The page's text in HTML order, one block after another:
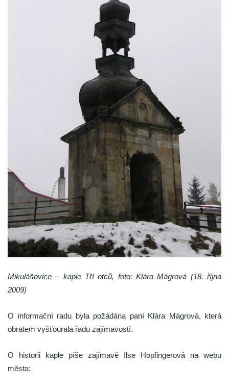
Mikulášovice – kaple Tří otců, foto: Klára Mágrová (18. října
2009)
O informační radu byla požádána paní Klára Mágrová, která
obratem vyšťourala řadu zajímavostí.
O historii kaple píše zajímavě Ilse Hopfingerová na webu
města: